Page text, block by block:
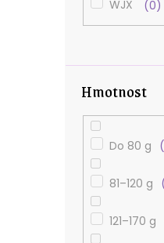
WJX 0
Hmotnost
Do 80 g
81–120 g
121–170 g